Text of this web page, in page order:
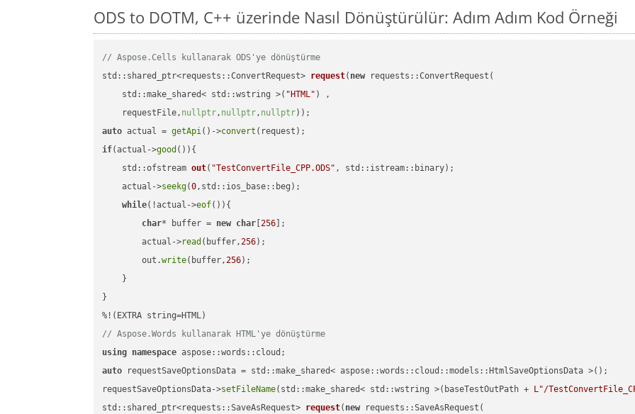
ODS to DOTM, C++ üzerinde Nasıl Dönüştürülür: Adım Adım Kod Örneği
// Aspose.Cells kullanarak ODS'ye dönüştürme
std::shared_ptr<requests::ConvertRequest> request( new requests::ConvertRequest(
    std::make_shared< std::wstring >(
"HTML" ) ,
    requestFile,
nullptr, nullptr, nullptr))
auto actual = getApi()->convert
if(actual->good ()){
std::ofstream out( "TestConvertFile_CPP.ODS" , std::istream::binary) ;
    actual->
seekg(0,std::ios_base::beg);
while(!actual->eof()){
char* buffer = new char [256 ];
        actual->
read (buffer,256);
        out.
write(buffer,256);
    }
}
// Aspose.Words kullanarak HTML'ye dönüştürme
using namespace
auto requestSaveOptionsData = std::make_shared< aspose::words::cloud::models::HtmlSaveOptionsData >();
requestSaveOptionsData->setFileName(std::make_shared< std::wstring >(baseTestOutPath + L"/
std::shared_ptr<requests::SaveAsRequest> request( new requests::SaveAsRequest(